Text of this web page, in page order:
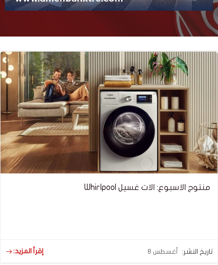
منتوج الاسبوع: الات غسيل Whirlpool
تاريخ النشر: أغسطس 8 إقرأ المزيد: